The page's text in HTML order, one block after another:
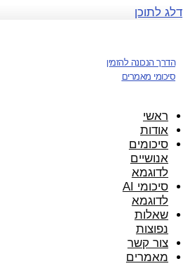
דלג לתוכן
הדרך הנכונה להזמין
סיכומי מאמרים
ראשי
אודות
סיכומים
אנושיים
לדוגמא
סיכומי AI
לדוגמא
שאלות
נפוצות
צור קשר
מאמרים